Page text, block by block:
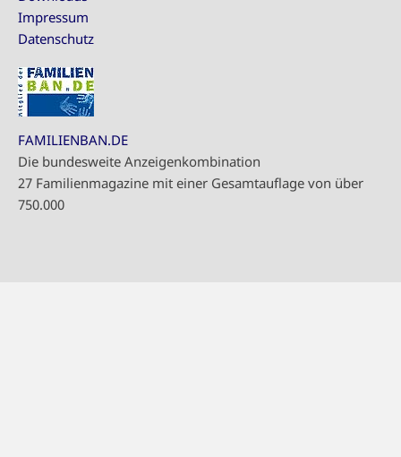
Impressum
Datenschutz
FAMILIENBAN.DE
Die bundesweite Anzeigenkombination
27 Familienmagazine mit einer Gesamtauflage von über
750.000